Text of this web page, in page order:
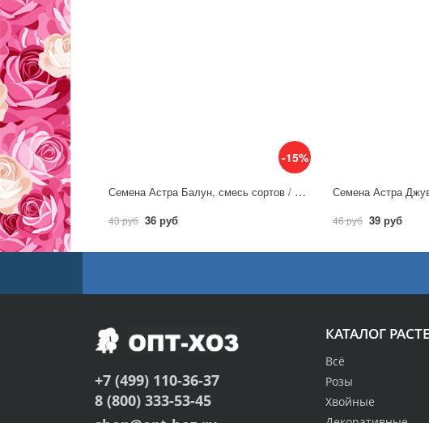
-15%
Семена Астра Балун, смесь сортов / Аэлита
43 руб 36 руб 46 руб 39 руб
КАТАЛОГ
Всё
Розы
Хвойные
+7 (499) 110-36-37
8 (800) 333-53-45